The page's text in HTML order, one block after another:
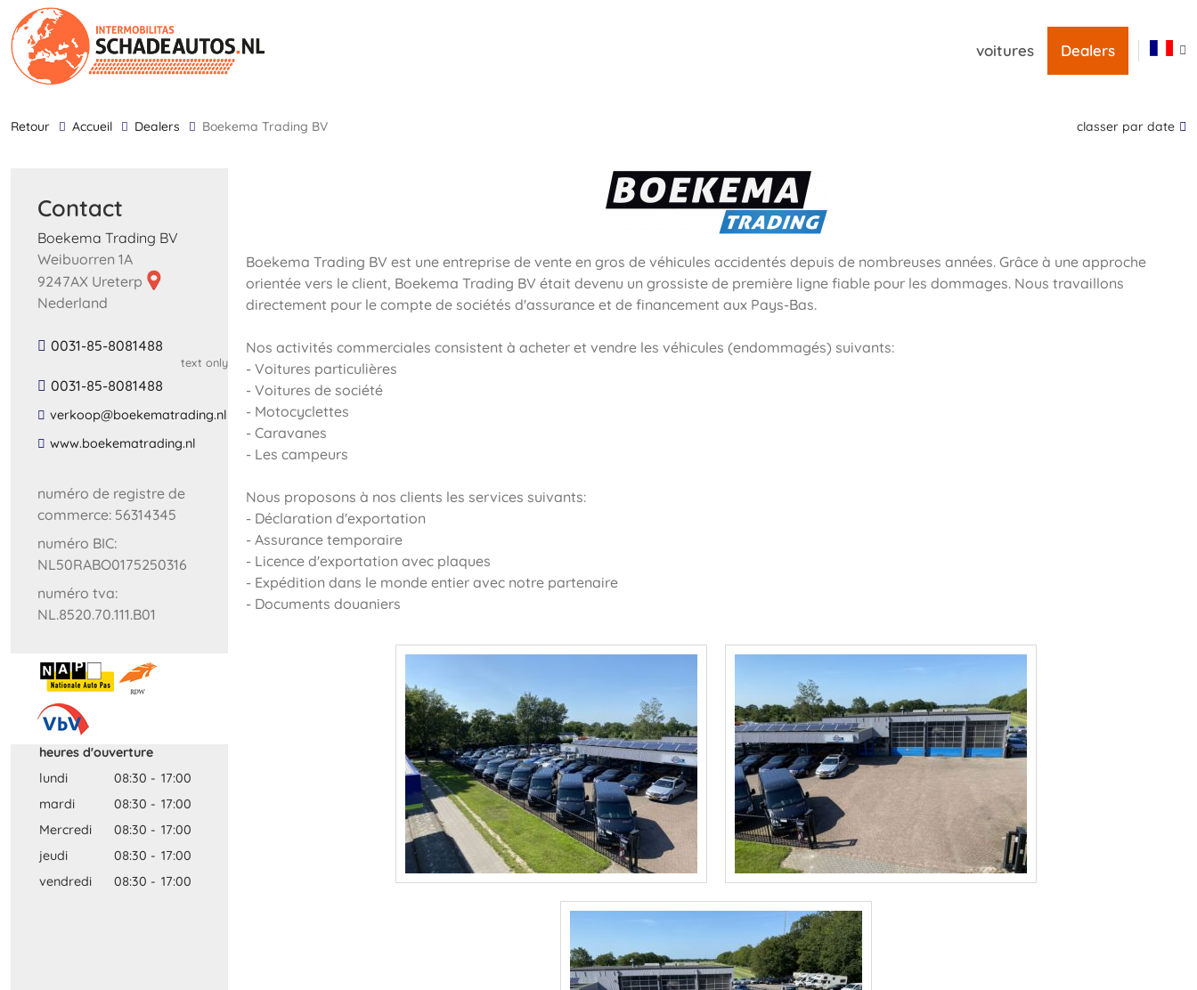
voitures Dealers
retour Accueil Dealers Boekema Trading BV classer par date
Contact
Boekema Trading BV
Weibuorren 1A
9247AX Ureterp
Nederland
0031-85-8081488
text only
0031-85-8081488
​verkoop​@​boekematrading​.​nl​
​www​.​boekematrading​.​nl​
numéro de registre de
commerce: 56314345
numéro BIC:
NL50RABO0175250316
numéro tva:
NL.8520.70.111.B01
heures d'ouverture
lundi
08:30 - 17:00
mardi
08:30 - 17:00
Mercredi
08:30 - 17:00
jeudi
08:30 - 17:00
vendredi
08:30 - 17:00
Boekema Trading BV est une entreprise de vente en gros de véhicules accidentés depuis de nombreuses années. Grâce à une approche
orientée vers le client, Boekema Trading BV était devenu un grossiste de première ligne fiable pour les dommages. Nous travaillons
directement pour le compte de sociétés d'assurance et de financement aux Pays-Bas.
Nos activités commerciales consistent à acheter et vendre les véhicules (endommagés) suivants:
- Voitures particulières
- Voitures de société
- Motocyclettes
- Caravanes
- Les campeurs
Nous proposons à nos clients les services suivants:
- Déclaration d'exportation
- Assurance temporaire
- Licence d'exportation avec plaques
- Expédition dans le monde entier avec notre partenaire
- Documents douaniers